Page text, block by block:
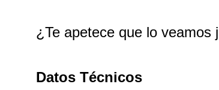
¿Te apetece que lo veamos
Datos Técnicos